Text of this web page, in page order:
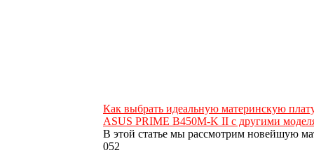
Как выбрать идеальную материнскую
ASUS PRIME B450M-K II с другими
В этой статье мы рассмотрим новейшую
052